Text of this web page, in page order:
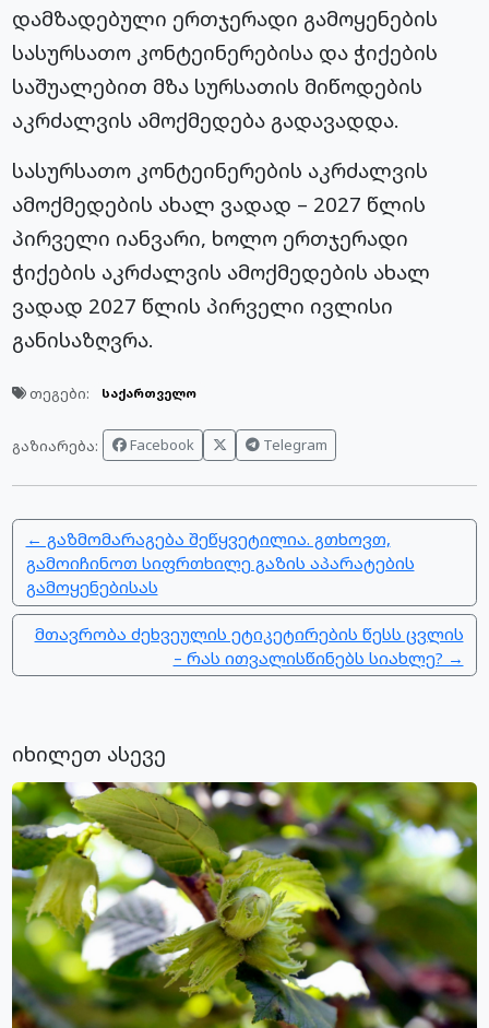
დამზადებული ერთჯერადი გამოყენების
სასურსათო კონტეინერებისა და ჭიქების
საშუალებით მზა სურსათის მიწოდების
აკრძალვის ამოქმედება გადავადდა.
სასურსათო კონტეინერების აკრძალვის
ამოქმედების ახალ ვადად – 2027 წლის
პირველი იანვარი, ხოლო ერთჯერადი
ჭიქების აკრძალვის ამოქმედების ახალ
ვადად 2027 წლის პირველი ივლისი
განისაზღვრა.
თეგები: საქართველო
გაზიარება: Facebook Telegram
← გაზმომარაგება შეწყვეტილია. გთხოვთ,
გამოიჩინოთ სიფრთხილე გაზის აპარატების
გამოყენებისას
მთავრობა ძეხვეულის ეტიკეტირების წესს ცვლის
– რას ითვალისწინებს სიახლე? →
იხილეთ ასევე